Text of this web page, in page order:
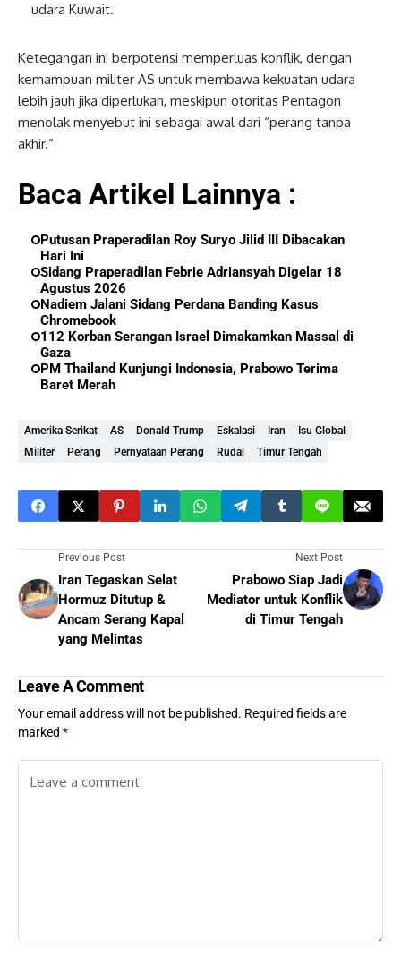
udara Kuwait.
Ketegangan ini berpotensi memperluas konflik, dengan
kemampuan militer AS untuk membawa kekuatan udara
lebih jauh jika diperlukan, meskipun otoritas Pentagon
menolak menyebut ini sebagai awal dari “perang tanpa
akhir.”
Baca Artikel Lainnya :
Putusan Praperadilan Roy Suryo Jilid III Dibacakan
Hari Ini
Sidang Praperadilan Febrie Adriansyah Digelar 18
Agustus 2026
Nadiem Jalani Sidang Perdana Banding Kasus
Chromebook
112 Korban Serangan Israel Dimakamkan Massal di
Gaza
PM Thailand Kunjungi Indonesia, Prabowo Terima
Baret Merah
Amerika Serikat AS Donald Trump Eskalasi Iran
Isu Global
Militer
Perang Pernyataan Perang Rudal Timur Tengah
Previous Post
Iran Tegaskan Selat
Hormuz Ditutup &
Ancam Serang Kapal
yang Melintas
Next Post
Prabowo Siap Jadi
Mediator untuk Konflik
di Timur Tengah
Leave A Comment
Your email address will not be published. Required fields are
marked *